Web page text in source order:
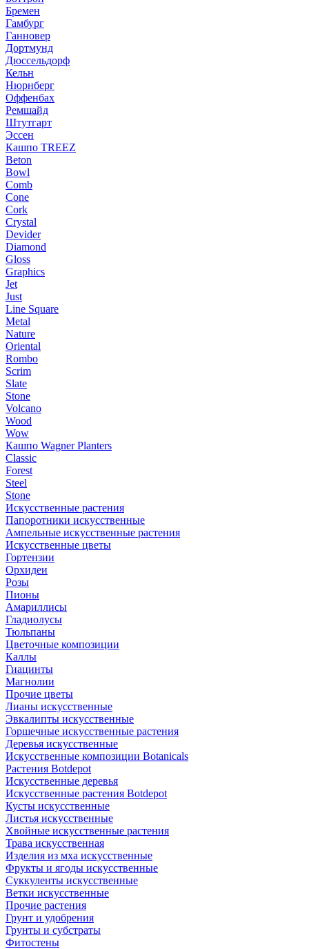
Бремен
Гамбург
Ганновер
Дортмунд
Дюссельдорф
Кельн
Нюрнберг
Оффенбах
Ремшайд
Штутгарт
Эссен
Кашпо TREEZ
Beton
Bowl
Comb
Cone
Cork
Crystal
Devider
Diamond
Gloss
Graphics
Jet
Just
Line Square
Metal
Nature
Oriental
Rombo
Scrim
Slate
Stone
Volcano
Wood
Wow
Кашпо Wagner Planters
Classic
Forest
Steel
Stone
Искусственные растения
Папоротники искусственные
Ампельные искусственные растения
Искусственные цветы
Гортензии
Орхидеи
Розы
Пионы
Амариллисы
Гладиолусы
Тюльпаны
Цветочные композиции
Каллы
Гиацинты
Магнолии
Прочие цветы
Лианы искусственные
Эвкалипты искусственные
Горшечные искусственные растения
Деревья искусственные
Искусственные композиции Botanicals
Растения Botdepot
Искусственные деревья
Искусственные растения Botdepot
Кусты искусственные
Листья искусственные
Хвойные искусственные растения
Трава искусственная
Изделия из мха искусственные
Фрукты и ягоды искусственные
Суккуленты искусственные
Ветки искусственные
Прочие растения
Грунт и удобрения
Грунты и субстраты
Фитостены